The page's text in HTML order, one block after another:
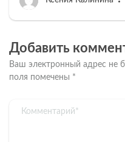
Добавить
Ваш электронный адрес не
поля помечены *